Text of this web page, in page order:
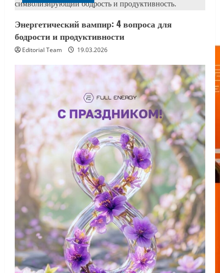
Энергетический вампир: 4 вопроса для
бодрости и продуктивности
Editorial Team 19.03.2026